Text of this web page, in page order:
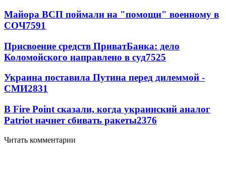
Майора ВСП поймали на "помощи" военному в
СОЧ7591
Присвоение средств ПриватБанка: дело
Коломойского направлено в суд7525
Украина поставила Путина перед дилеммой -
СМИ2831
В Fire Point сказали, когда украинский аналог
Patriot начнет сбивать ракеты2376
Читать комментарии